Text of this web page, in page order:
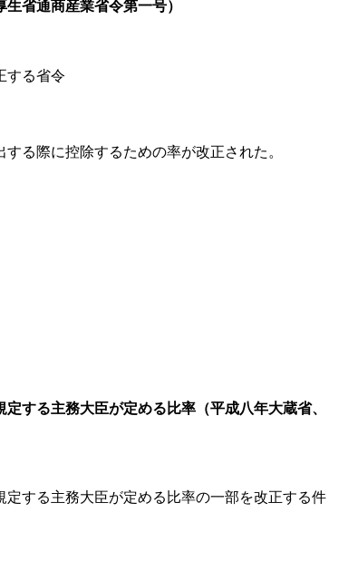
省通商産業省令第一号）
する省令
る際に控除するための率が改正された。
する主務大臣が定める比率（平成八年大蔵省、
する主務大臣が定める比率の一部を改正する件